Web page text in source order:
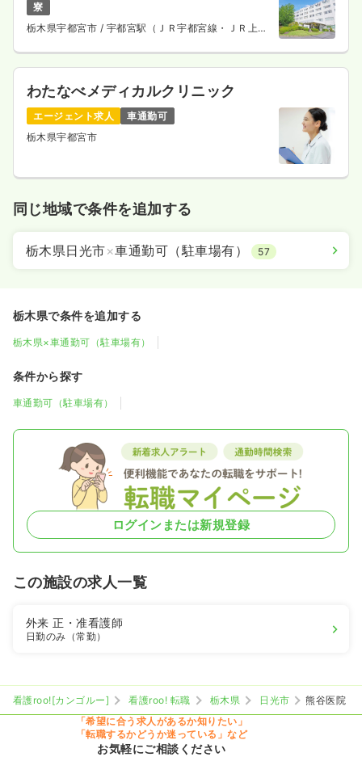
寮
栃木県宇都宮市 / 宇都宮駅（ＪＲ宇都宮線・ＪＲ上野
わたなべメディカルクリニック
エージェント求人
車通勤可
栃木県宇都宮市
同じ地域で条件を追加する
栃木県日光市×車通勤可（駐車場有） 57
栃木県で条件を追加する
栃木県×車通勤可（駐車場有）
条件から探す
車通勤可（駐車場有）
ログインまたは新規登録
この施設の求人一覧
外来正・准看護師
日勤のみ（常勤）
看護roo![カンゴルー] 看護roo! 転職 栃木県 日光市
熊谷医院
「希望に合う求人があるか知りたい」
「転職するかどうか迷っている」など
お気軽にご相談ください